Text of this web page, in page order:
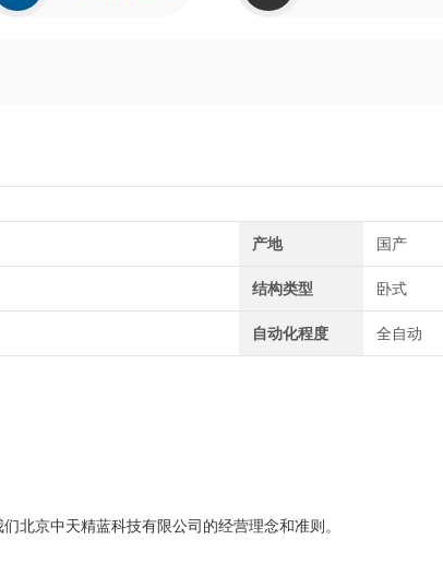
产地 国产
结构类型 卧式
自动化程度 全自动
京中天精蓝科技有限公司的经营理念和准则。